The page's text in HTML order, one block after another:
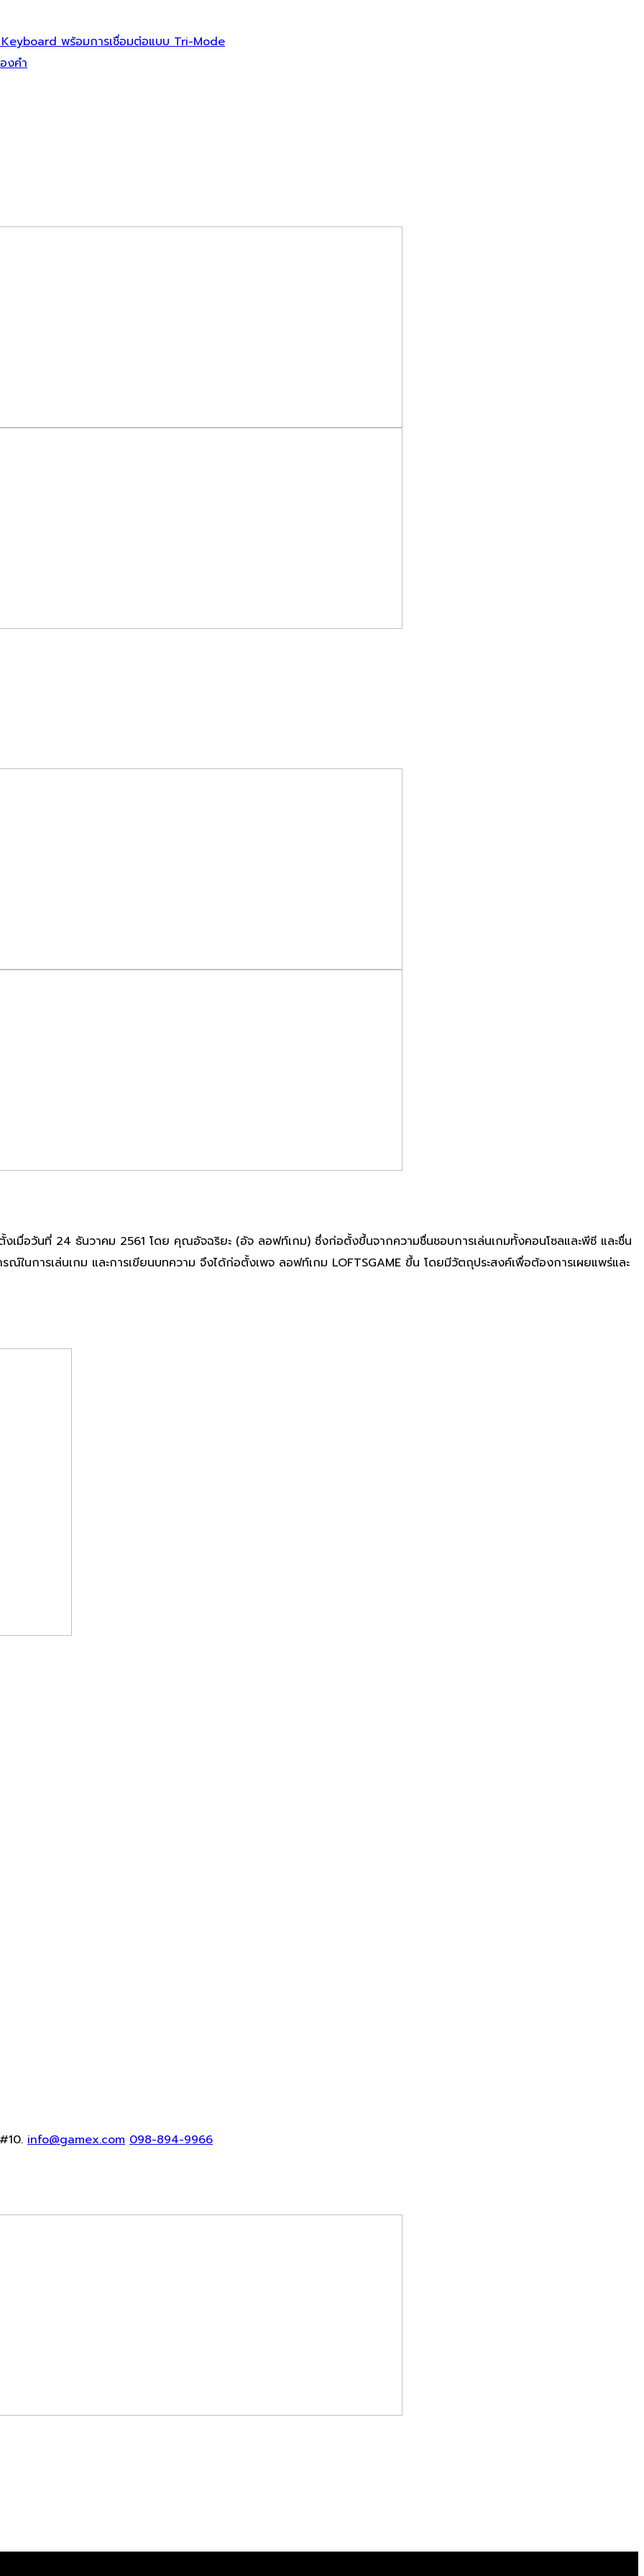
พร้อมการเชื่อมต่อแบบ Tri-Mode
งคำ
งเมื่อวันที่ 24 ธันวาคม 2561 โดย คุณอัจฉริยะ (อัจ ลอฟท์เกม) ซึ่งก่อตั้งขึ้นจากความชื่นชอบการเล่นเกมทั้งคอนโซลและพีซี และชื่น
ในการเล่นเกม และการเขียนบทความ จึงได้ก่อตั้งเพจ ลอฟท์เกม LOFTSGAME ขึ้น โดยมีวัตถุประสงค์เพื่อต้องการเผยแพร่และ
info@gamex.com 098-894-9966